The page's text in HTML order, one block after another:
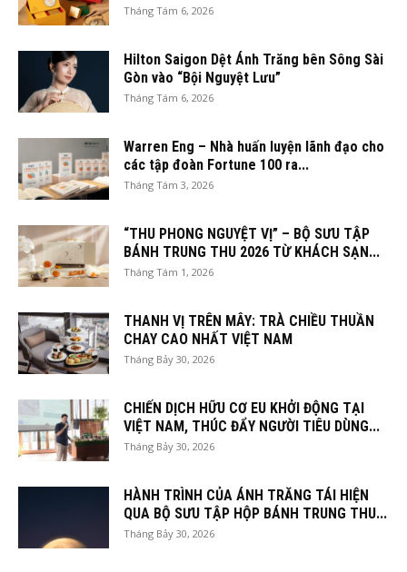
Tháng Tám 6, 2026
Hilton Saigon Dệt Ánh Trăng bên Sông Sài
Gòn vào “Bội Nguyệt Lưu”
Tháng Tám 6, 2026
Warren Eng – Nhà huấn luyện lãnh đạo cho
các tập đoàn Fortune 100 ra...
Tháng Tám 3, 2026
“THU PHONG NGUYỆT VỊ” – BỘ SƯU TẬP
BÁNH TRUNG THU 2026 TỪ KHÁCH SẠN...
Tháng Tám 1, 2026
THANH VỊ TRÊN MÂY: TRÀ CHIỀU THUẦN
CHAY CAO NHẤT VIỆT NAM
Tháng Bảy 30, 2026
CHIẾN DỊCH HỮU CƠ EU KHỞI ĐỘNG TẠI
VIỆT NAM, THÚC ĐẨY NGƯỜI TIÊU DÙNG...
Tháng Bảy 30, 2026
HÀNH TRÌNH CỦA ÁNH TRĂNG TÁI HIỆN
QUA BỘ SƯU TẬP HỘP BÁNH TRUNG THU...
Tháng Bảy 30, 2026